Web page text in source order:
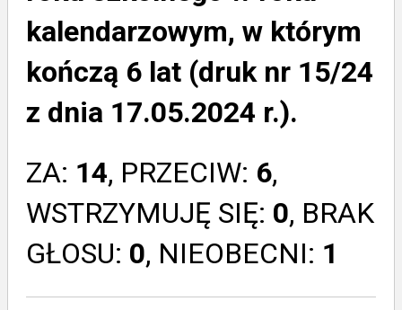
kalendarzowym, w którym
kończą 6 lat (druk nr 15/24
z dnia 17.05.2024 r.).
ZA: 14, PRZECIW: 6,
WSTRZYMUJĘ SIĘ: 0, BRAK
GŁOSU: 0, NIEOBECNI: 1